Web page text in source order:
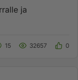
ja
15 32657 0